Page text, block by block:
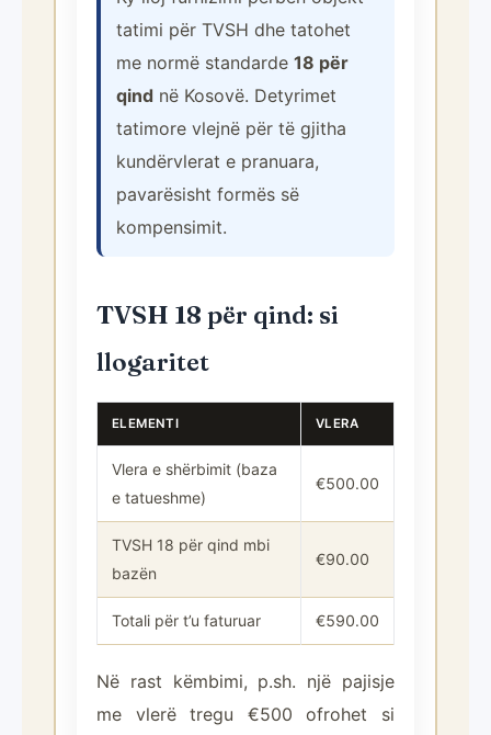
tatimi për TVSH dhe tatohet
me normë standarde 18 për
qind në Kosovë. Detyrimet
tatimore vlejnë për të gjitha
kundërvlerat e pranuara,
pavarësisht formës së
kompensimit.
TVSH 18 për qind: si
llogaritet
ELEMENTI VLERA
Vlera e shërbimit (baza
e tatueshme)
€500.00
TVSH 18 për qind mbi
bazën
€90.00
Totali për t’u faturuar €590.00
Në rast këmbimi, p.sh. një pajisje
me vlerë tregu €500 ofrohet si